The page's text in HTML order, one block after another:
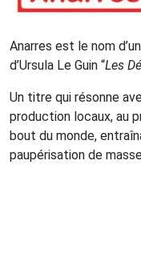
Anarres est le nom
d’Ursula Le Guin “Les
Un titre qui résonne
production locaux, au
bout du monde,
paupérisation de